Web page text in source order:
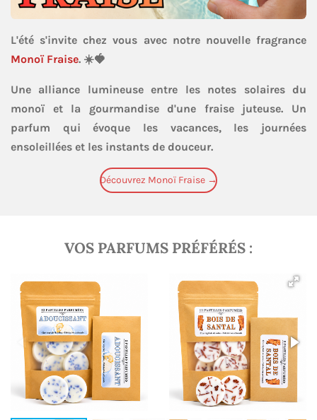
L'été s'invite chez vous avec notre nouvelle fragrance
Monoï Fraise. ☀️🍓
Une alliance lumineuse entre les notes solaires du
monoï et la gourmandise d'une fraise juteuse. Un
parfum qui évoque les vacances, les journées
ensoleillées et les instants de douceur.
Découvrez Monoï Fraise →
VOS PARFUMS PRÉFÉRÉS :